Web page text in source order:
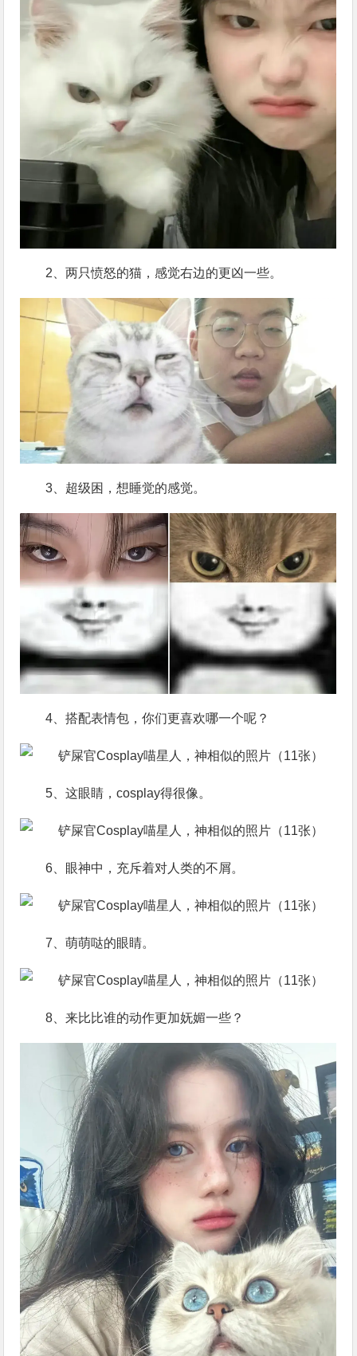
2、两只愤怒的猫，感觉右边的更凶一些。
3、超级困，想睡觉的感觉。
4、搭配表情包，你们更喜欢哪一个呢？
5、这眼睛，cosplay得很像。
6、眼神中，充斥着对人类的不屑。
7、萌萌哒的眼睛。
8、来比比谁的动作更加妩媚一些？